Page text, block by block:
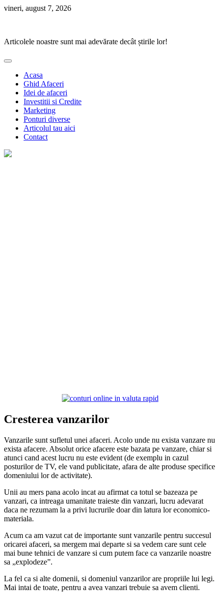
Skip
vineri, august 7, 2026
Articolele noastre sunt mai adevărate decât știrile lor!
Acasa
Ghid Afaceri
Idei de afaceri
Investitii si Credite
Marketing
Ponturi diverse
Articolul tau aici
Contact
Cresterea vanzarilor
Vanzarile sunt sufletul unei afaceri. Acolo unde nu exista vanzare nu
exista afacere. Absolut orice afacere este bazata pe vanzare, chiar si
atunci cand acest lucru nu este evident (de exemplu in cazul
posturilor de TV, ele vand publicitate, afara de alte produse specifice
domeniului lor de activitate).
Unii au mers pana acolo incat au afirmat ca totul se bazeaza pe
vanzari, ca intreaga umanitate traieste din vanzari, lucru adevarat
daca ne rezumam la a privi lucrurile doar din latura lor economico-
materiala.
Acum ca am vazut cat de importante sunt vanzarile pentru succesul
oricarei afaceri, sa mergem mai departe si sa vedem care sunt cele
mai bune tehnici de vanzare si cum putem face ca vanzarile noastre
sa „explodeze”.
La fel ca si alte domenii, si domeniul vanzarilor are propriile lui legi.
Mai intai de toate, pentru a avea vanzari trebuie sa avem clienti.